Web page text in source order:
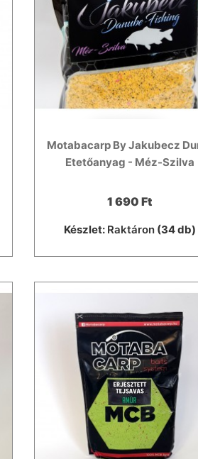
Motabacarp By Jakubecz
Etetőanyag - Méz-Szilva
1 690 Ft
Készlet: Raktáron(34 db)